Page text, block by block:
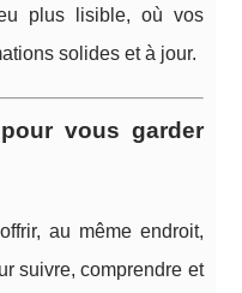
plus lisible, où vos
solides et à jour.
vous garder
au même endroit,
suivre, comprendre et